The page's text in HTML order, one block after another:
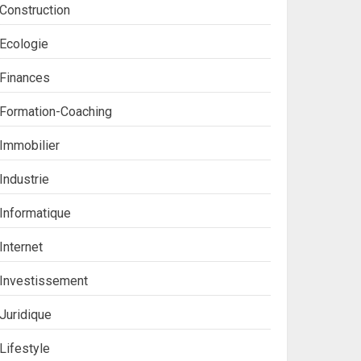
Construction
Ecologie
Finances
Formation-Coaching
Immobilier
Industrie
Informatique
Internet
Investissement
Juridique
Lifestyle